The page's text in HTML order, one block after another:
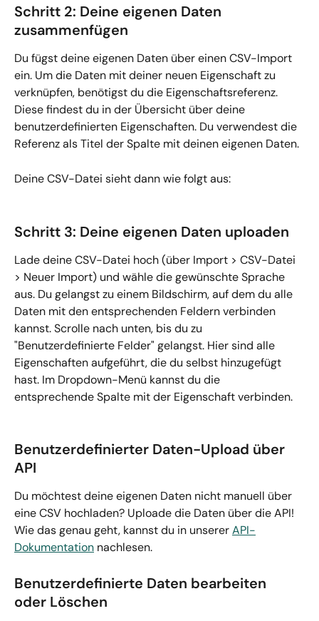
Schritt 2: Deine eigenen Daten
zusammenfügen
Du fügst deine eigenen Daten über einen CSV-Import
ein. Um die Daten mit deiner neuen Eigenschaft zu
verknüpfen, benötigst du die Eigenschaftsreferenz.
Diese findest du in der Übersicht über deine
benutzerdefinierten Eigenschaften. Du verwendest die
Referenz als Titel der Spalte mit deinen eigenen Daten.
Deine CSV-Datei sieht dann wie folgt aus:
Schritt 3: Deine eigenen Daten uploaden
Lade deine CSV-Datei hoch (über Import > CSV-Datei
> Neuer Import) und wähle die gewünschte Sprache
aus. Du gelangst zu einem Bildschirm, auf dem du alle
Daten mit den entsprechenden Feldern verbinden
kannst. Scrolle nach unten, bis du zu
"Benutzerdefinierte Felder" gelangst. Hier sind alle
Eigenschaften aufgeführt, die du selbst hinzugefügt
hast. Im Dropdown-Menü kannst du die
entsprechende Spalte mit der Eigenschaft verbinden.
Benutzerdefinierter Daten-Upload über
API
Du möchtest deine eigenen Daten nicht manuell über
eine CSV hochladen? Uploade die Daten über die API!
Wie das genau geht, kannst du in unserer API-
Dokumentation nachlesen.
Benutzerdefinierte Daten bearbeiten
oder Löschen